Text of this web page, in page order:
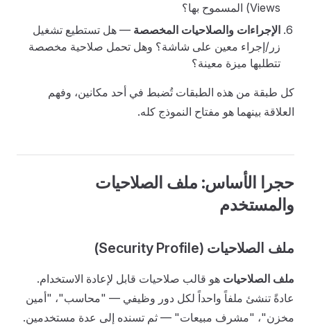
Views) المسموح بها؟
الإجراءات والصلاحيات المخصصة — هل تستطيع تشغيل
زر/إجراء معين على شاشة؟ وهل تحمل صلاحية مخصصة
تتطلبها ميزة معينة؟
كل طبقة من هذه الطبقات تُضبط في أحد مكانين، وفهم
العلاقة بينهما هو مفتاح النموذج كله.
حجرا الأساس: ملف الصلاحيات
والمستخدم
ملف الصلاحيات (Security Profile)
ملف الصلاحيات هو قالب صلاحيات قابل لإعادة الاستخدام.
عادةً تنشئ ملفاً واحداً لكل دور وظيفي — "محاسب"، "أمين
مخزن"، "مشرف مبيعات" — ثم تسنده إلى عدة مستخدمين.